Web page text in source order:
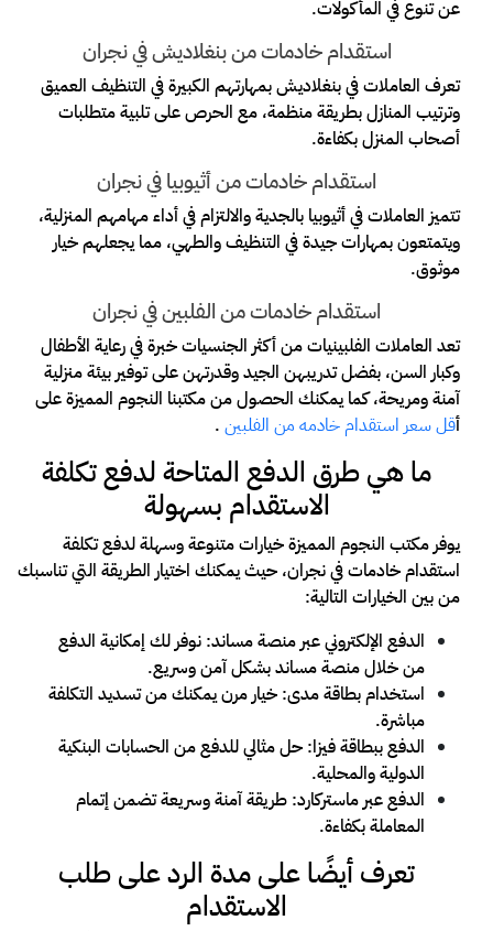
عن تنوع في المأكولات.
استقدام خادمات من بنغلاديش في نجران
تعرف العاملات في بنغلاديش بمهارتهم الكبيرة في التنظيف العميق
وترتيب المنازل بطريقة منظمة، مع الحرص على تلبية متطلبات
أصحاب المنزل بكفاءة.
استقدام خادمات من أثيوبيا في نجران
تتميز العاملات في أثيوبيا بالجدية والالتزام في أداء مهامهم المنزلية،
ويتمتعون بمهارات جيدة في التنظيف والطهي، مما يجعلهم خيار
موثوق.
استقدام خادمات من الفلبين في نجران
تعد العاملات الفلبينيات من أكثر الجنسيات خبرة في رعاية الأطفال
وكبار السن، بفضل تدريبهن الجيد وقدرتهن على توفير بيئة منزلية
آمنة ومريحة، كما يمكنك الحصول من مكتبنا النجوم المميزة على
أقل سعر استقدام خادمه من الفلبين.
ما هي طرق الدفع المتاحة لدفع تكلفة
الاستقدام بسهولة
يوفر مكتب النجوم المميزة خيارات متنوعة وسهلة لدفع تكلفة
استقدام خادمات في نجران، حيث يمكنك اختيار الطريقة التي تناسبك
من بين الخيارات التالية:
الدفع الإلكتروني عبر منصة مساند: نوفر لك إمكانية الدفع
من خلال منصة مساند بشكل آمن وسريع.
استخدام بطاقة مدى: خيار مرن يمكنك من تسديد التكلفة
مباشرة.
الدفع ببطاقة فيزا: حل مثالي للدفع من الحسابات البنكية
الدولية والمحلية.
الدفع عبر ماستركارد: طريقة آمنة وسريعة تضمن إتمام
المعاملة بكفاءة.
تعرف أيضًا على مدة الرد على طلب
الاستقدام